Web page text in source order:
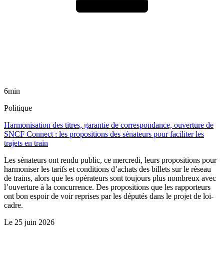
6min
Politique
Harmonisation des titres, garantie de correspondance, ouverture de
SNCF Connect : les propositions des sénateurs pour faciliter les
trajets en train
Les sénateurs ont rendu public, ce mercredi, leurs propositions pour
harmoniser les tarifs et conditions d’achats des billets sur le réseau
de trains, alors que les opérateurs sont toujours plus nombreux avec
l’ouverture à la concurrence. Des propositions que les rapporteurs
ont bon espoir de voir reprises par les députés dans le projet de loi-
cadre.
Le 25 juin 2026